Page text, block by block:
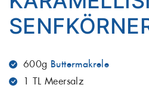
600g Buttermakrele
1 TL Meersalz